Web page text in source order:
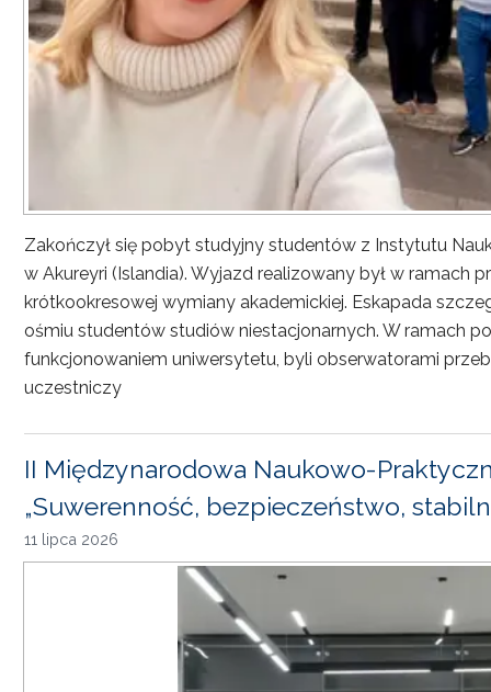
Zakończył się pobyt studyjny studentów z Instytutu
w Akureyri (Islandia). Wyjazd realizowany był w ramach
krótkookresowej wymiany akademickiej. Eskapada
ośmiu studentów studiów niestacjonarnych. W ramach
funkcjonowaniem uniwersytetu, byli obserwatorami
uczestniczy
II Międzynarodowa Naukowo-
„Suwerenność, bezpieczeństwo,
11 lipca 2026